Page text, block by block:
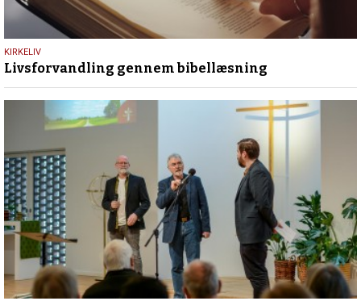
9.
juli
2026
KIRKELIV
Livsforvandling gennem bibellæsning